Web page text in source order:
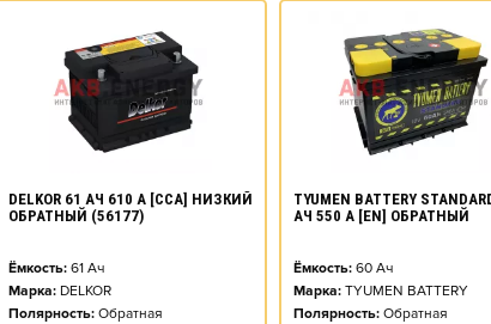
DELKOR 61 АЧ 610 А [CCA] НИЗКИЙ
ОБРАТНЫЙ (56177)
Ёмкость: 61 Ач
Марка: DELKOR
Полярность: Обратная
TYUMEN BATTERY
АЧ 550 А [EN] ОБРАТНЫЙ
Ёмкость: 60 Ач
Марка: TYUMEN BATTERY
Полярность: Обратная